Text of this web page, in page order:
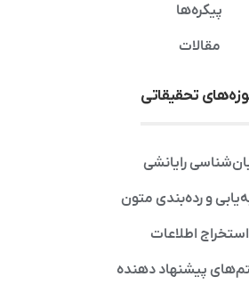
پیکره‌ها
مقالات
تحقیقاتی
رایانشی
و رده‌بندی متون
استخراج اطلاعات
پیشنهاد دهنده